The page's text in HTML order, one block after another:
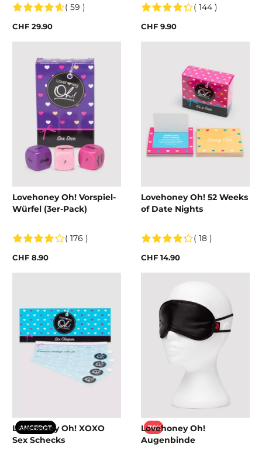
( 59 )
CHF 29.90
( 144 )
CHF 9.90
Lovehoney Oh! Vorspiel-
Würfel (3er-Pack)
( 176 )
CHF 8.90
Lovehoney Oh! 52 Weeks
of Date Nights
( 18 )
CHF 14.90
ANGEBOT
Lovehoney Oh! XOXO
Sex Schecks
-70%
Lovehoney Oh!
Augenbinde